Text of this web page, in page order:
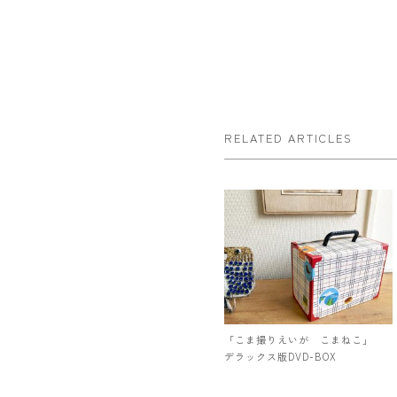
RELATED ARTICLES
「こま撮りえいが こまねこ」
デラックス版DVD-BOX